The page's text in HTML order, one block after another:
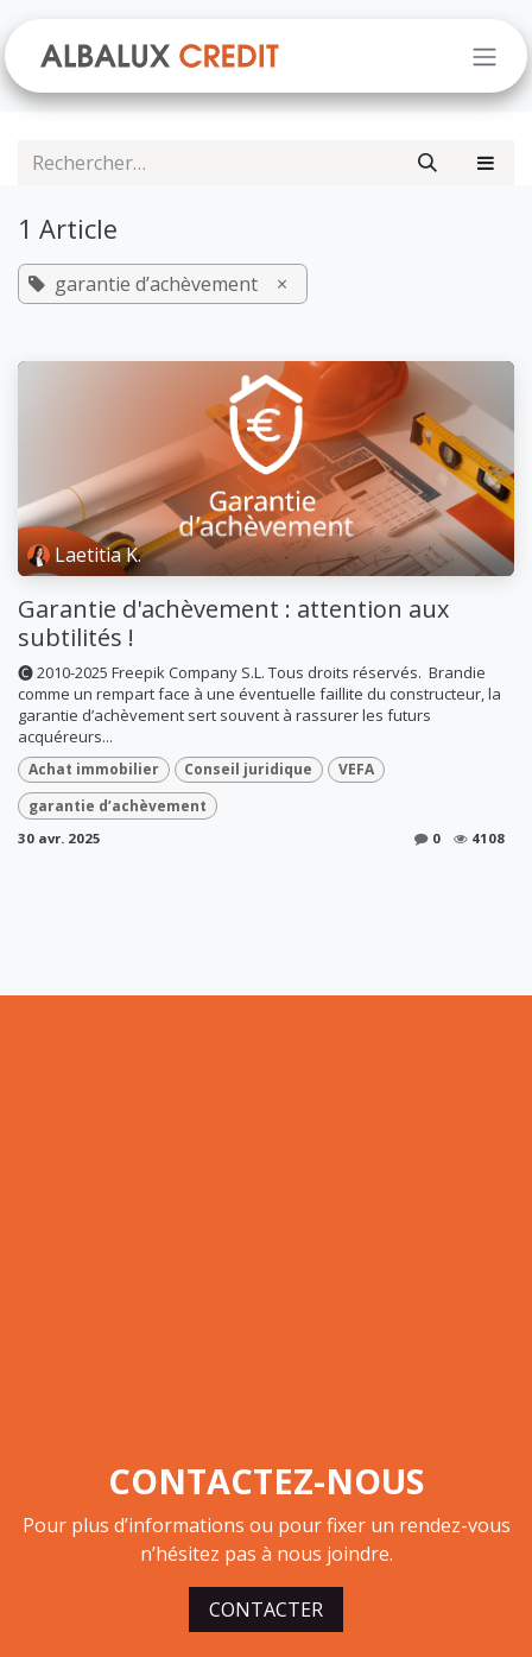
1 Article
garantie d’achèvement ×
Laetitia K.
Garantie d'achèvement : attention aux
subtilités !
🅒 2010-2025 Freepik Company S.L. Tous droits réservés. ​ Brandie
comme un rempart face à une éventuelle faillite du constructeur, la
garantie d’achèvement sert souvent à rassurer les futurs
acquéreurs...
Achat immobilier Conseil juridique
VEFA
garantie d’achèvement
30 avr. 2025 0 4108
CONTACTEZ-NOUS
Pour plus d’informations ou pour fixer un rendez-vous
n’hésitez pas à nous joindre.
CONTACTER